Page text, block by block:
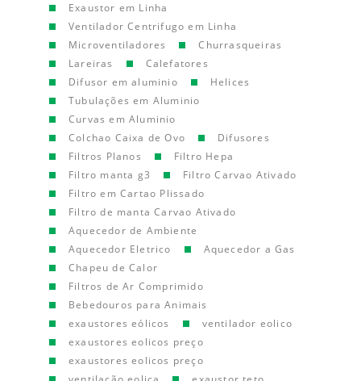
Exaustor em Linha
Ventilador Centrifugo em Linha
Microventiladores
Churrasqueiras
Lareiras
Calefatores
Difusor em aluminio
Helices
Tubulações em Aluminio
Curvas em Aluminio
Colchao Caixa de Ovo
Difusores
Filtros Planos
Filtro Hepa
Filtro manta g3
Filtro Carvao Ativado
Filtro em Cartao Plissado
Filtro de manta Carvao Ativado
Aquecedor de Ambiente
Aquecedor Eletrico
Aquecedor a Gas
Chapeu de Calor
Filtros de Ar Comprimido
Bebedouros para Animais
exaustores eólicos
ventilador eolico
exaustores eolicos preço
exaustores eolicos preço